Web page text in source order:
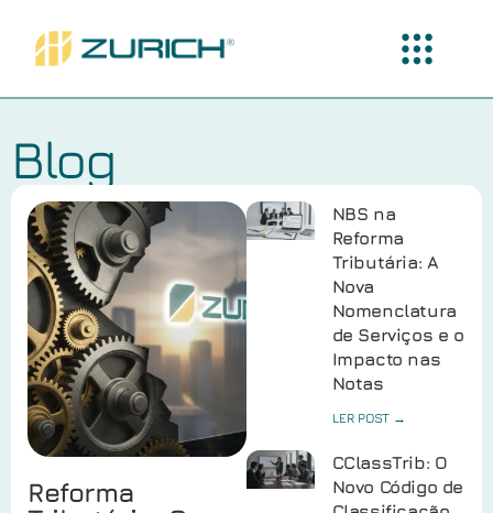
Blog
Reforma
NBS na
Reforma
Tributária: A
Nova
Nomenclatura
de Serviços e o
Impacto nas
Notas
LER POST →
CClassTrib: O
Novo Código de